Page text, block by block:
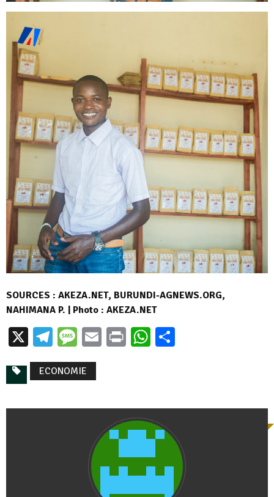
SOURCES : AKEZA.NET, BURUNDI-AGNEWS.ORG,
NAHIMANA P. | Photo : AKEZA.NET
X Telegram
Message
EmailPrintWhatsApp
ECONOMIE